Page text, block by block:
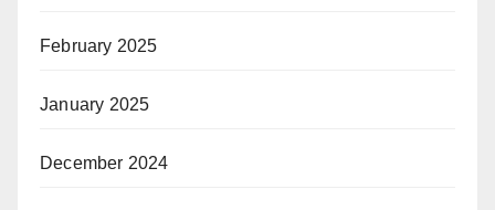
February 2025
January 2025
December 2024